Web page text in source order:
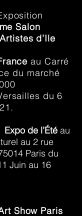
Salon
d’Ile
au Carré
du marché
du 6
Expo de l’Été au
au 2 rue
Paris du
au 16
Show Paris